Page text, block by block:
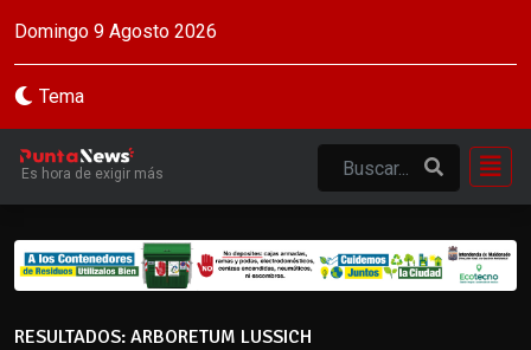
Domingo 9 Agosto 2026
Tema
Es hora de exigir más
RESULTADOS: ARBORETUM LUSSICH